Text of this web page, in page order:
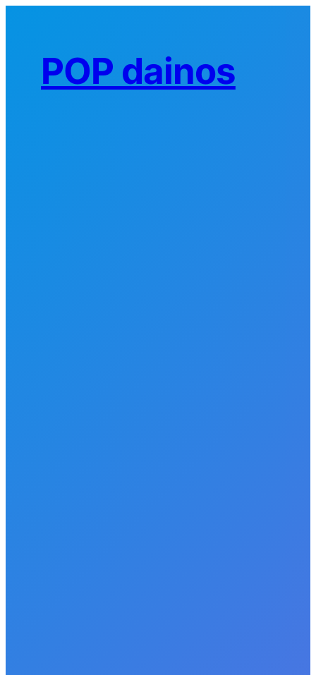
POP dainos